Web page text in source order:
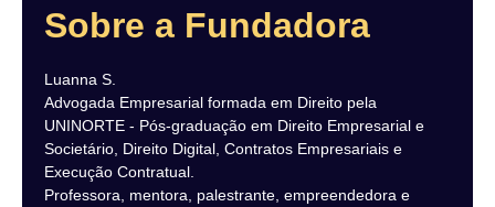
Sobre a Fundadora
Luanna S.
Advogada Empresarial formada em Direito pela
UNINORTE - Pós-graduação em Direito Empresarial e
Societário, Direito Digital, Contratos Empresariais e
Execução Contratual.
Professora, mentora, palestrante, empreendedora e